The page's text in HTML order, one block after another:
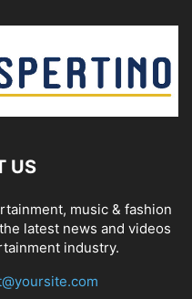
US
music & fashion
latest news and videos
industry.